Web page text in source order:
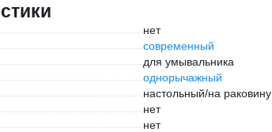
нет
современный
для умывальника
однорычажный
настольный/на раковину
нет
нет